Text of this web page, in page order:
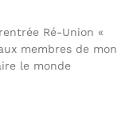
Ré-Union «
membres de mon
le monde